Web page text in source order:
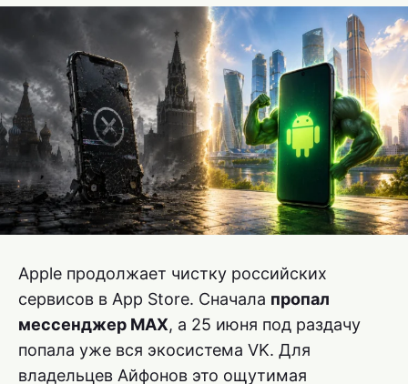
Apple продолжает чистку российских
сервисов в App Store. Сначала пропал
мессенджер MAX, а 25 июня под раздачу
попала уже вся экосистема VK. Для
владельцев Айфонов это ощутимая